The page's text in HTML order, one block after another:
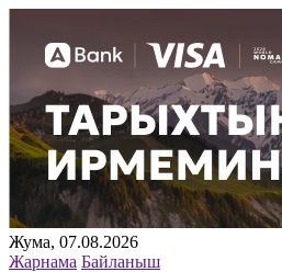
Жума, 07.08.2026
Жарнама Байланыш